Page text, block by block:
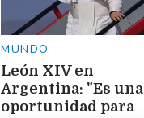
MUNDO
León XIV en
Argentina: "Es una
oportunidad para